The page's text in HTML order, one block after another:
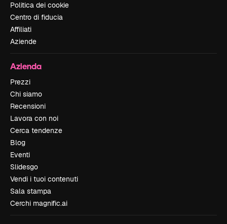
Politica dei cookie
Centro di fiducia
Affiliati
Aziende
Azienda
Prezzi
Chi siamo
Recensioni
Lavora con noi
Cerca tendenze
Blog
Eventi
Slidesgo
Vendi i tuoi contenuti
Sala stampa
Cerchi magnific.ai